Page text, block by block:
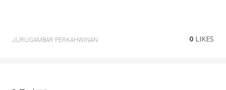
JURUGAMBAR PERKAHWINAN 0 LIKES